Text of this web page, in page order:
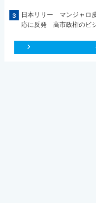
3
日本リリー マンジャロ
応に反発 高市政権のビ